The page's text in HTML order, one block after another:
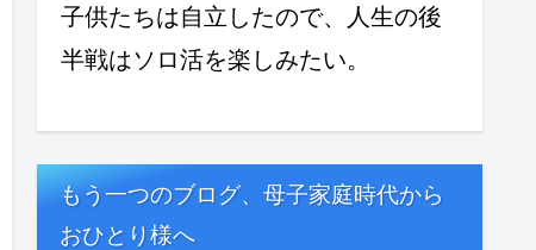
子供たちは自立したので、人生の後
半戦はソロ活を楽しみたい。
もう一つのブログ、母子家庭時代から
おひとり様へ